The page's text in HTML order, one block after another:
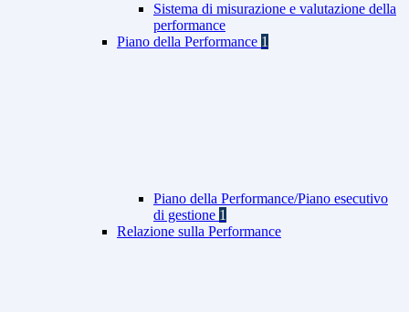
Sistema di misurazione e valutazione della
performance
Piano della Performance 1
Piano della Performance/Piano esecutivo
di gestione 1
Relazione sulla Performance